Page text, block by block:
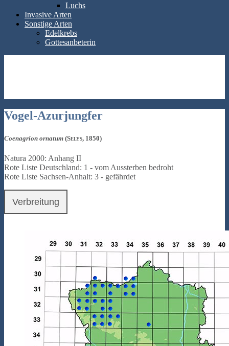
Luchs
Invasive Arten
Sonstige Arten
Edelkrebs
Gottesanbeterin
Vogel-Azurjungfer
Coenagrion ornatum (Selys, 1850)
Natura 2000: Anhang II
Rote Liste Deutschland: 1 - vom Aussterben bedroht
Rote Liste Sachsen-Anhalt: 3 - gefährdet
Verbreitung